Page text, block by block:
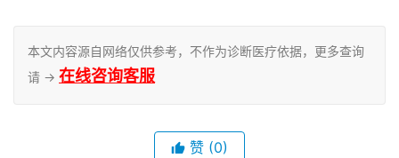
本文内容源自网络仅供参考，不作为诊断医疗依据，更多查询
请 → 在线咨询客服
赞 (0)